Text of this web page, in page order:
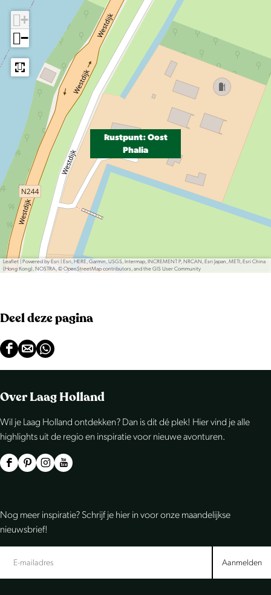
Rustpunt: Oost
Phalia
+
−
Leaflet Powered by Esri | Esri, HERE, Garmin, USGS, Intermap, INCREMENT P, NRCAN, Esri Japan, METI, Esri China
(Hong Kong), NOSTRA, © OpenStreetMap contributors, and the GIS User Community
Deel deze pagina
D
e
d
z
a
n
D
e
d
z
a
n
D
e
d
z
a
n
Over Laag Holland
Wil je Laag Holland ontdekken? Dan is dit dé plek! Hier vind je alle
highlights uit de regio en inspiratie voor nieuwe avonturen.
F
e
b
o
o
P
t
e
r
e
I
t
a
g
r
Y
u
e
Nog meer inspiratie? Schrijf je hier in voor onze maandelijkse
nieuwsbrief!
Aanmelden